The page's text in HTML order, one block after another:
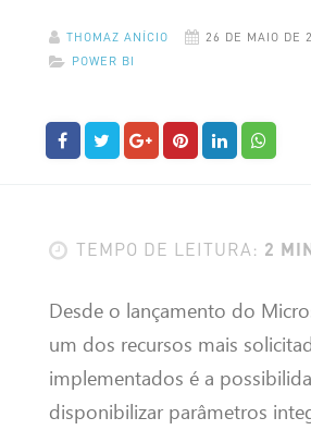
THOMAZ ANÍCIO
26 DE MAIO DE
POWER BI
TEMPO DE LEITURA: 2
Desde o lançamento do
um dos recursos mais
implementados é a
disponibilizar parâmetros